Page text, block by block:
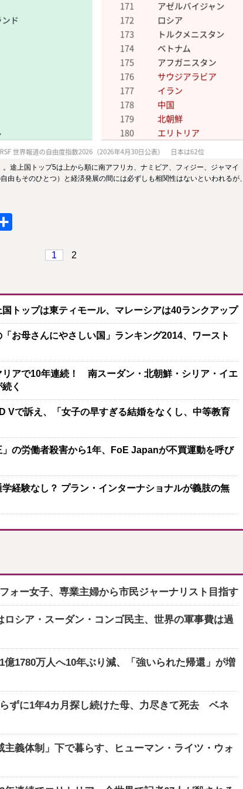
途上国トップ5は上から順に南アフリカ、ナミビア、フィジー、ジャマイ
由もそのひとつ）と経済発展の間には必ずしも相関性はないといわれるが、
1
2
国トップは東ティモール、マレーシアは40ランクアップ
お母さんにやさしい国」ランキング2014、ワースト
リアで10年連続！ 南スーダン・北朝鮮・シリア・イエ
く
Vで訴え、「女子の早すぎる結婚をなくし、中等教育
の労働者殺害から1年、FoE Japanが不買運動を呼び
学経験なし？ プラン・インターナショナルが義肢の無
ォー女子、専業主婦から市民ジャーナリスト目指す
ロシア・スーダン・コンゴ民主、世界の軍事費は過
1780万人へ10年ぶり減、「強いられた帰還」が増
ずに1年4カ月探し続けた母、力尽きて死去 ベネ
義体制」下で暮らす、ヒューマン・ライツ・ウォ